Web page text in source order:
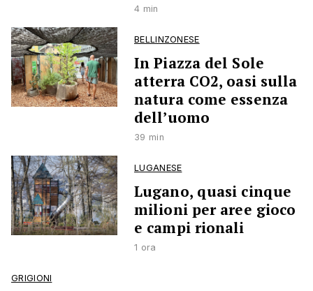
4 min
BELLINZONESE
In Piazza del Sole
atterra CO2, oasi sulla
natura come essenza
dell’uomo
39 min
LUGANESE
Lugano, quasi cinque
milioni per aree gioco
e campi rionali
1 ora
GRIGIONI